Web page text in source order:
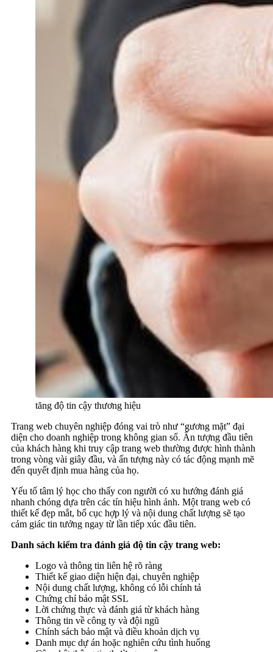
tăng độ tin cậy thương hiệu
Trang web chuyên nghiệp đóng vai trò như “gương mặt” đại
diện cho doanh nghiệp trong không gian số. Ấn tượng đầu tiên
của khách hàng khi truy cập trang web thường được hình thành
trong vòng vài giây đầu, và ấn tượng này có tác động mạnh mẽ
đến quyết định mua hàng của họ.
Yếu tố tâm lý học cho thấy con người có xu hướng đánh giá
nhanh chóng dựa trên các tín hiệu hình ảnh. Một trang web có
thiết kế đẹp mắt, bố cục hợp lý và nội dung chất lượng sẽ tạo
cảm giác tin tưởng ngay từ lần tiếp xúc đầu tiên.
Danh sách kiểm tra đánh giá độ tin cậy trang web:
Logo và thông tin liên hệ rõ ràng
Thiết kế giao diện hiện đại, chuyên nghiệp
Nội dung chất lượng, không có lỗi chính tả
Chứng chỉ bảo mật SSL
Lời chứng thực và đánh giá từ khách hàng
Thông tin về công ty và đội ngũ
Chính sách bảo mật và điều khoản dịch vụ
Danh mục dự án hoặc nghiên cứu tình huống